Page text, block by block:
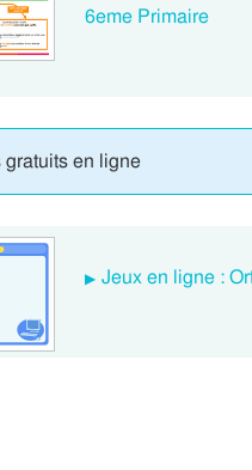
6eme Primaire
gratuits en ligne
Jeux en ligne :